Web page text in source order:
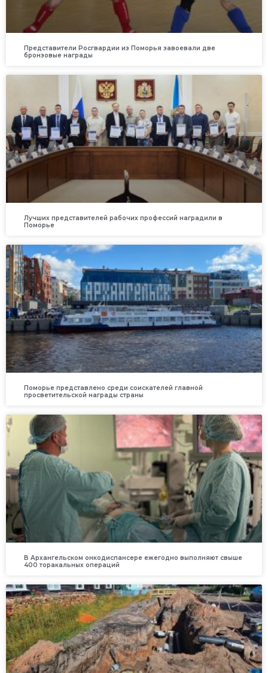
Представители Росгвардии из Поморья завоевали две
бронзовые награды
Лучших представителей рабочих профессий наградили в
Поморье
Поморье представлено среди соискателей главной
просветительской награды страны
В Архангельском онкодиспансере ежегодно выполняют свыше
400 торакальных операций